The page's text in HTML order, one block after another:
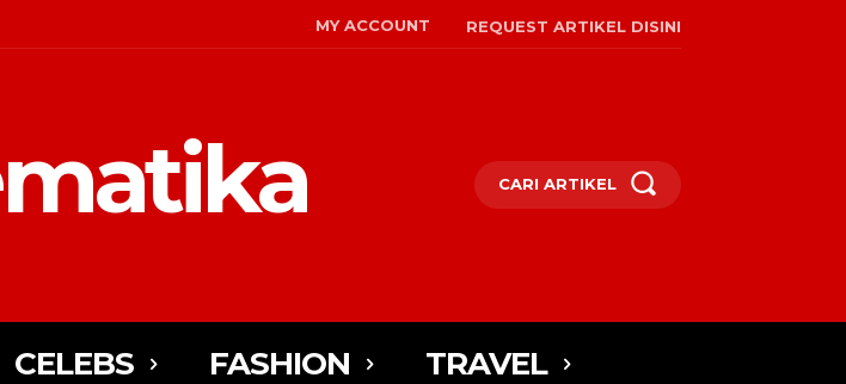
MY ACCOUNT REQUEST ARTIKEL DISINI
CARI ARTIKEL
CELEBS FASHION TRAVEL